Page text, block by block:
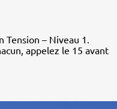
Tension – Niveau 1.
appelez le 15 avant